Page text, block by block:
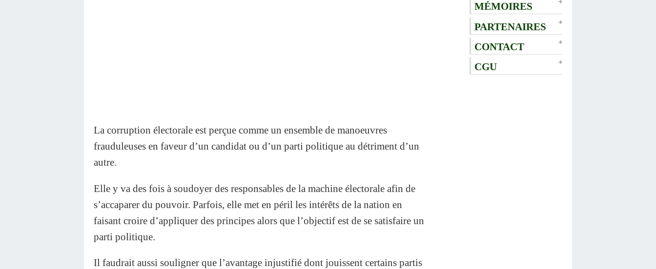
La corruption électorale est perçue comme un ensemble de manoeuvres
frauduleuses en faveur d’un candidat ou d’un parti politique au détriment d’un
autre.
Elle y va des fois à soudoyer des responsables de la machine électorale afin de
s’accaparer du pouvoir. Parfois, elle met en péril les intérêts de la nation en
faisant croire d’appliquer des principes alors que l’objectif est de se satisfaire un
parti politique.
Il faudrait aussi souligner que l’avantage injustifié dont jouissent certains partis
MÉMOIRES
PARTENAIRES
CONTACT
CGU